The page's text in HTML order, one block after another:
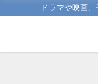
ドラマや映画